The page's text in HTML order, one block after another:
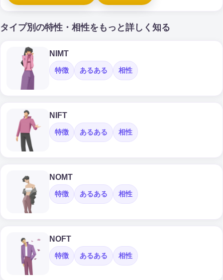
タイプ別の特性・相性をもっと詳しく知る
NIMT
特徴 あるある 相性
NIFT
特徴 あるある 相性
NOMT
特徴 あるある 相性
NOFT
特徴 あるある 相性